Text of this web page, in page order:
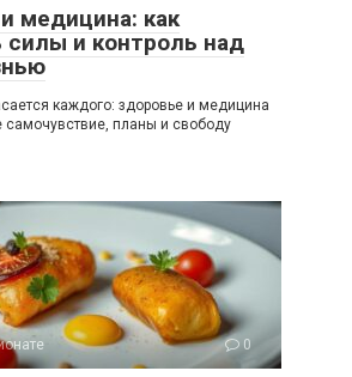
медицина: как
силы и контроль над
каждого: здоровье и медицина
планы и свободу
0